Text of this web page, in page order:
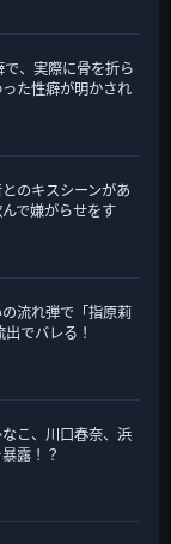
で、実際に骨を折ら
た性癖が明かされ
のキスシーンがあ
で嫌がらせをす
流れ弾で「指原莉
でバレる！
こ、川口春奈、浜
露！？